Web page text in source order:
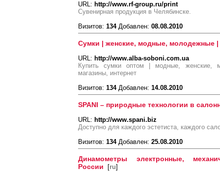
URL: http://www.rf-group.ru/print
Сувенирная продукция в Челябинске.
Визитов: 134Добавлен: 08.08.2010
Сумки | женские, модные, молодежные |
URL: http://www.alba-soboni.com.ua
Купить сумки оптом | модные, женские,
магазины, интернет
Визитов: 134Добавлен: 14.08.2010
SPANI – природные технологии в
URL: http://www.spani.biz
Доступно для каждого эстетиста, каждого
Визитов: 134Добавлен: 25.08.2010
Динамометры электронные,
России [ru]